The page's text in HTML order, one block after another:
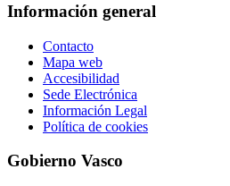
Información general
Contacto
Mapa web
Accesibilidad
Sede Electrónica
Información Legal
Política de cookies
Gobierno Vasco